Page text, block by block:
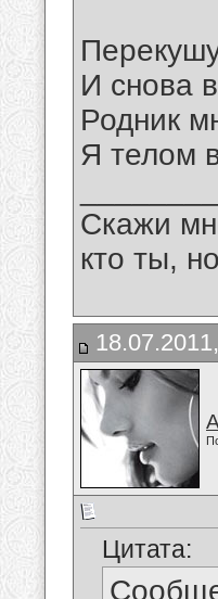
И снова
Родник
Я телом
Скажи
кто ты,
Цитата: